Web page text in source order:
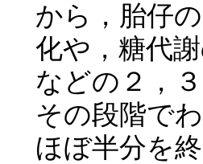
から，胎仔
化や，糖代
などの２，
その段階で
ほぼ半分を